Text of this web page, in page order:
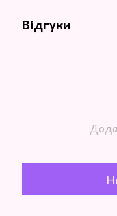
Відгуки